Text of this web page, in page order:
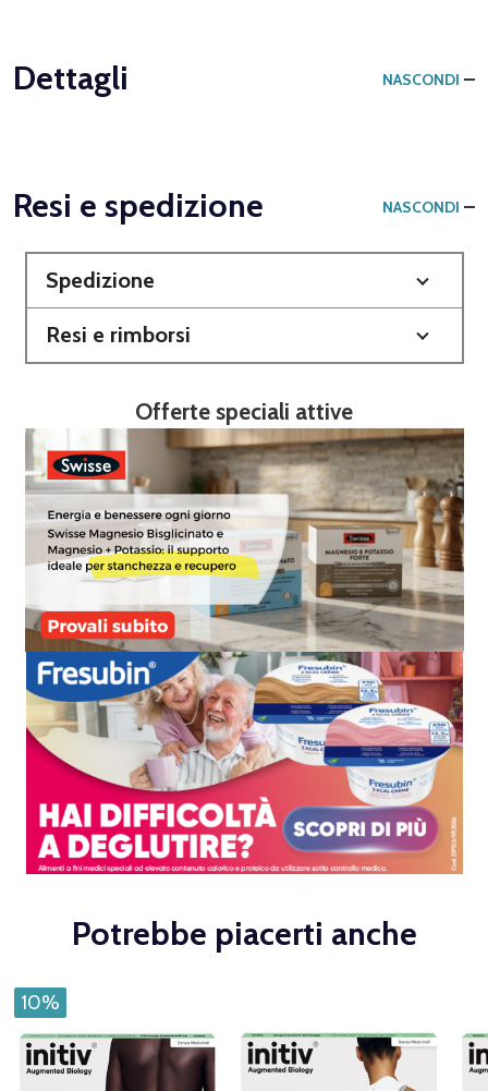
Dettagli NASCONDI
Resi e spedizione NASCONDI
Spedizione
Resi e rimborsi
Offerte speciali attive
Potrebbe piacerti anche
10%